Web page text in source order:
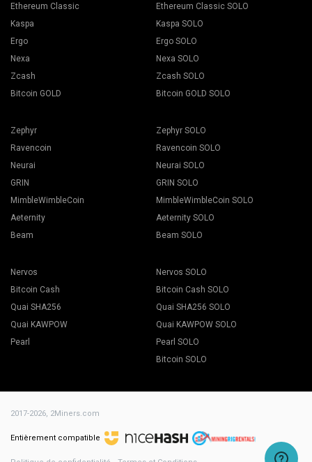
Ethereum Classic
Kaspa
Ergo
Nexa
Zcash
Bitcoin GOLD
Ethereum Classic SOLO
Kaspa SOLO
Ergo SOLO
Nexa SOLO
Zcash SOLO
Bitcoin GOLD SOLO
Zephyr
Ravencoin
Neurai
GRIN
MimbleWimbleCoin
Aeternity
Beam
Zephyr SOLO
Ravencoin SOLO
Neurai SOLO
GRIN SOLO
MimbleWimbleCoin SOLO
Aeternity SOLO
Beam SOLO
Nervos
Bitcoin Cash
Quai SHA256
Quai KAWPOW
Pearl
Nervos SOLO
Bitcoin Cash SOLO
Quai SHA256 SOLO
Quai KAWPOW SOLO
Pearl SOLO
Bitcoin SOLO
2017-2026, 2Miners.com
Entièrement compatible